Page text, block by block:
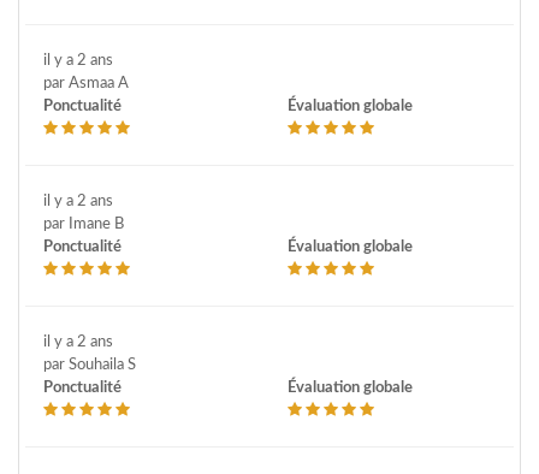
il y a 2 ans
par Asmaa A
Ponctualité
Évaluation globale
il y a 2 ans
par Imane B
Ponctualité
Évaluation globale
il y a 2 ans
par Souhaila S
Ponctualité
Évaluation globale